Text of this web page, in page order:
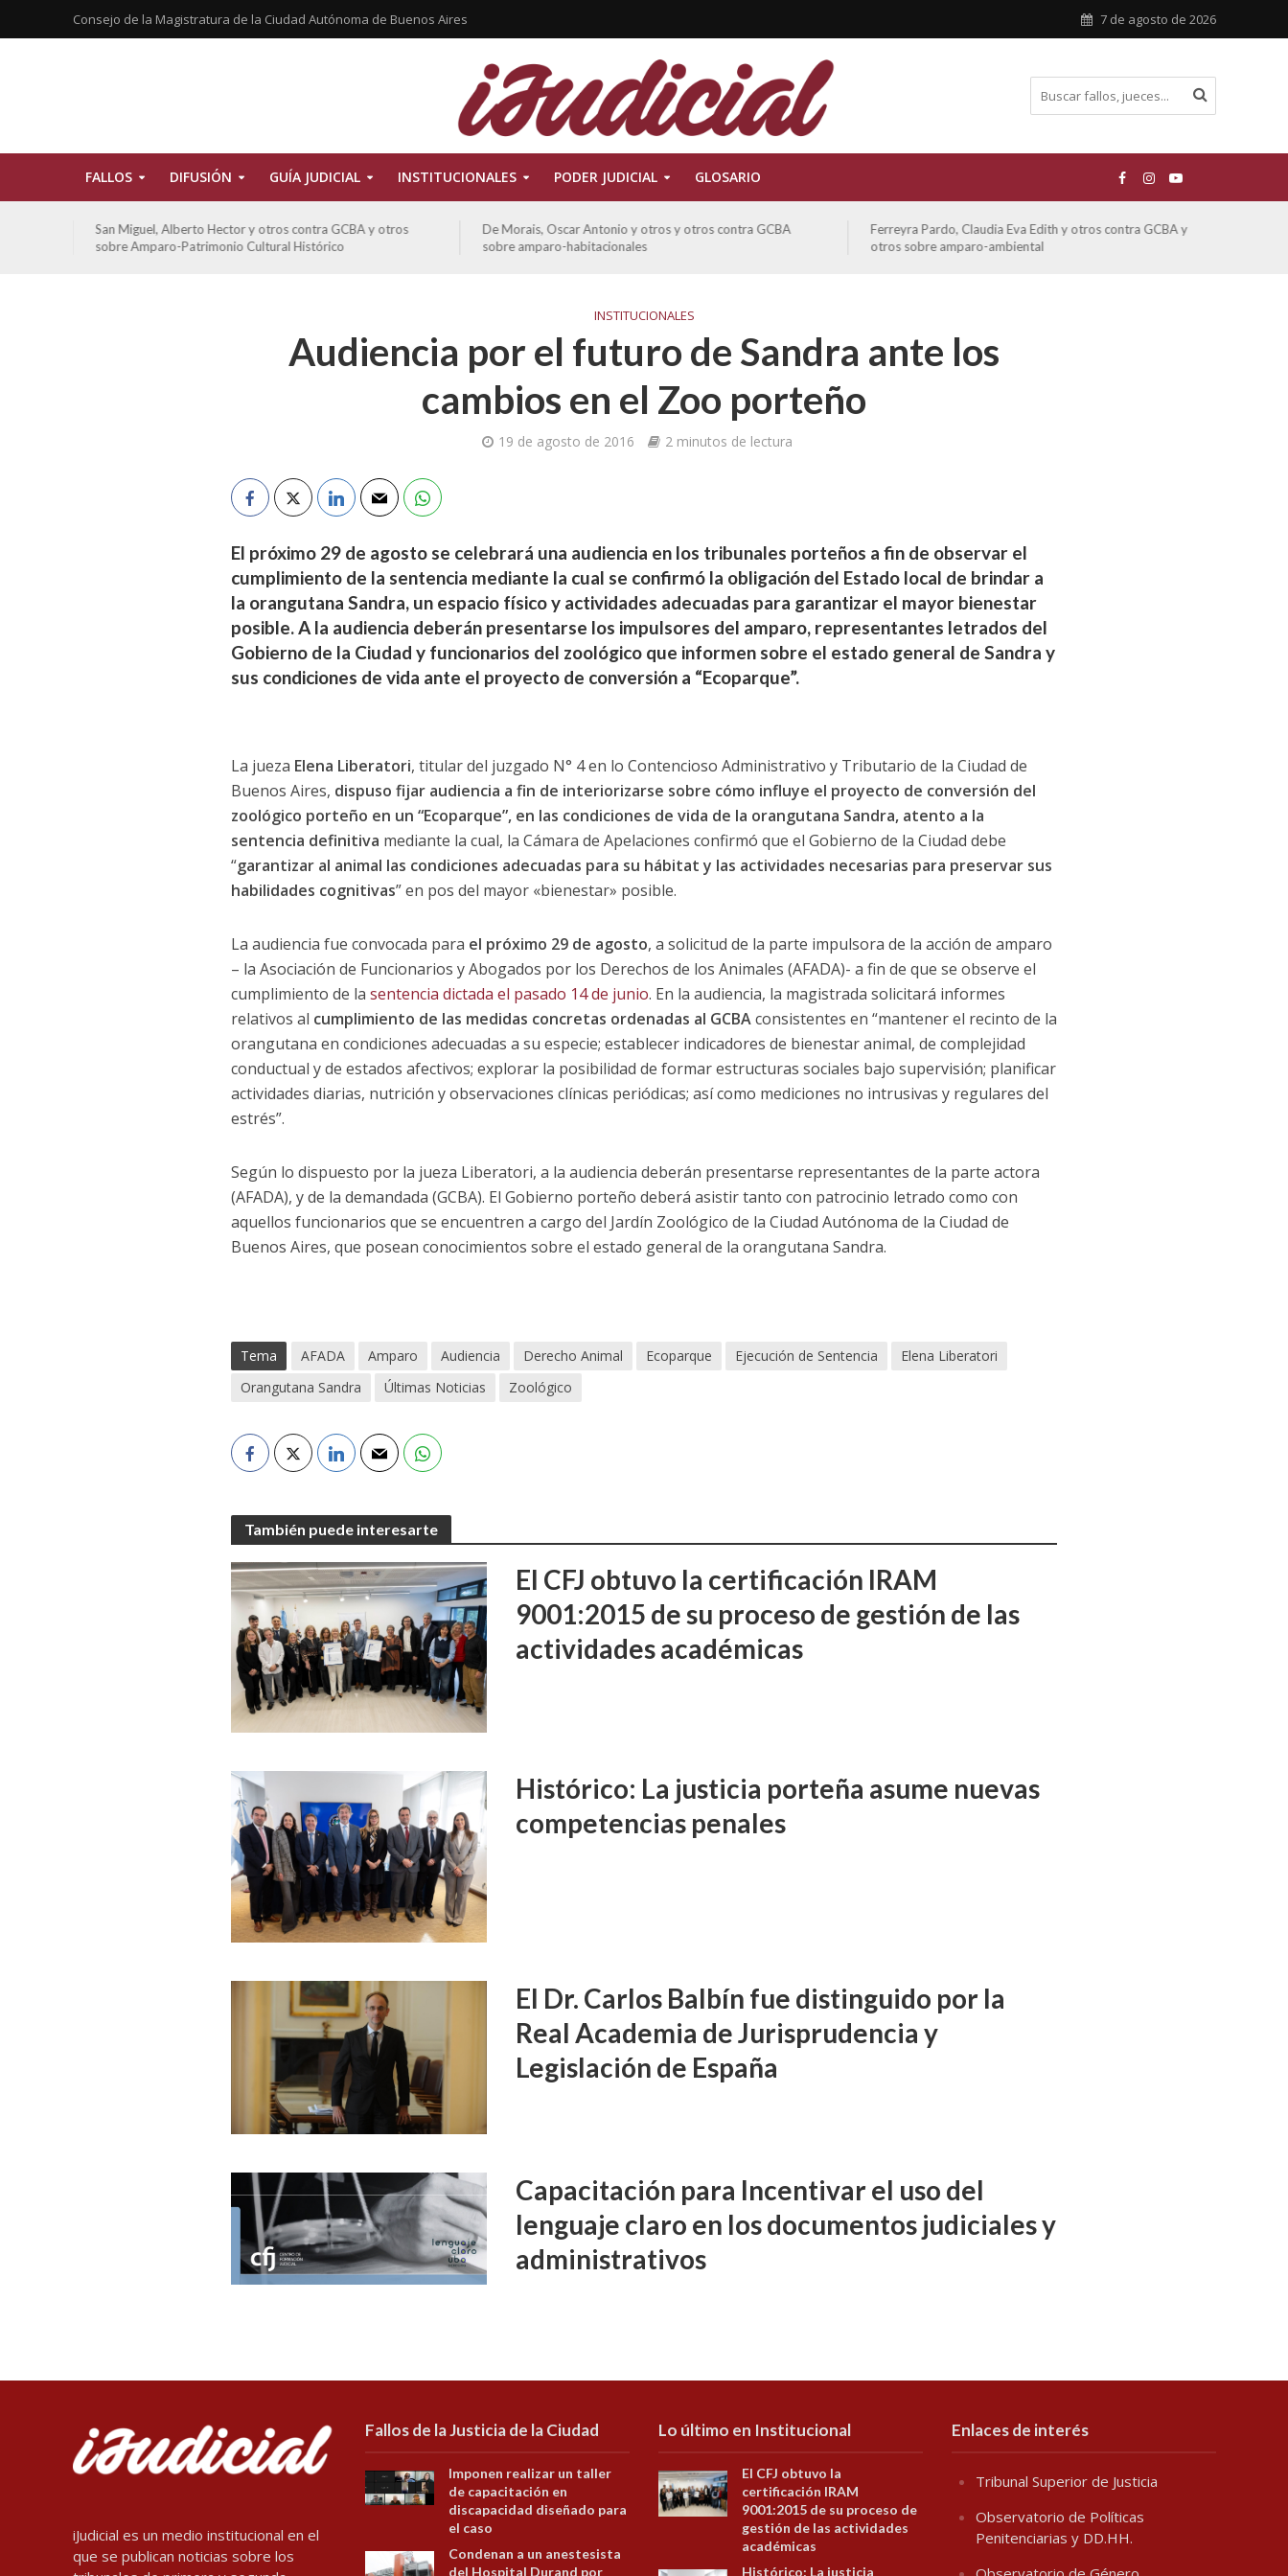
Consejo de la Magistratura de la Ciudad Autónoma de Buenos Aires 7 de agosto de 2026
FALLOS DIFUSIÓN GUÍA JUDICIAL INSTITUCIONALES PODER JUDICIAL GLOSARIO
San Miguel, Alberto Hector y otros contra GCBA y otros
sobre Amparo-Patrimonio Cultural Histórico
De Morais, Oscar Antonio y otros y otros contra GCBA
sobre amparo-habitacionales
Ferreyra Pardo, Claudia Eva Edith y otros contra GCBA y
otros sobre amparo-ambiental
INSTITUCIONALES
Audiencia por el futuro de Sandra ante los
cambios en el Zoo porteño
19 de agosto de 2016 2 minutos de lectura
El próximo 29 de agosto se celebrará una audiencia en los tribunales porteños a fin de observar el
cumplimiento de la sentencia mediante la cual se confirmó la obligación del Estado local de brindar a
la orangutana Sandra, un espacio físico y actividades adecuadas para garantizar el mayor bienestar
posible. A la audiencia deberán presentarse los impulsores del amparo, representantes letrados del
Gobierno de la Ciudad y funcionarios del zoológico que informen sobre el estado general de Sandra y
sus condiciones de vida ante el proyecto de conversión a “Ecoparque”.
La jueza Elena Liberatori, titular del juzgado N° 4 en lo Contencioso Administrativo y Tributario de la Ciudad de
Buenos Aires, dispuso fijar audiencia a fin de interiorizarse sobre cómo influye el proyecto de conversión del
zoológico porteño en un “Ecoparque”, en las condiciones de vida de la orangutana Sandra, atento a la
sentencia definitiva mediante la cual, la Cámara de Apelaciones confirmó que el Gobierno de la Ciudad debe
“garantizar al animal las condiciones adecuadas para su hábitat y las actividades necesarias para preservar sus
habilidades cognitivas” en pos del mayor «bienestar» posible.
La audiencia fue convocada para el próximo 29 de agosto, a solicitud de la parte impulsora de la acción de amparo
– la Asociación de Funcionarios y Abogados por los Derechos de los Animales (AFADA)- a fin de que se observe el
cumplimiento de la sentencia dictada el pasado 14 de junio. En la audiencia, la magistrada solicitará informes
relativos al cumplimiento de las medidas concretas ordenadas al GCBAconsistentes en “mantener el recinto de la
orangutana en condiciones adecuadas a su especie; establecer indicadores de bienestar animal, de complejidad
conductual y de estados afectivos; explorar la posibilidad de formar estructuras sociales bajo supervisión; planificar
actividades diarias, nutrición y observaciones clínicas periódicas; así como mediciones no intrusivas y regulares del
estrés”.
Según lo dispuesto por la jueza Liberatori, a la audiencia deberán presentarse representantes de la parte actora
(AFADA), y de la demandada (GCBA). El Gobierno porteño deberá asistir tanto con patrocinio letrado como con
aquellos funcionarios que se encuentren a cargo del Jardín Zoológico de la Ciudad Autónoma de la Ciudad de
Buenos Aires, que posean conocimientos sobre el estado general de la orangutana Sandra.
Tema AFADA Amparo Audiencia Derecho Animal Ecoparque Ejecución de Sentencia
Elena Liberatori
Orangutana Sandra
Últimas Noticias Zoológico
También puede interesarte
El CFJ obtuvo la certificación IRAM
9001:2015 de su proceso de gestión de las
actividades académicas
Histórico: La justicia porteña asume nuevas
competencias penales
El Dr. Carlos Balbín fue distinguido por la
Real Academia de Jurisprudencia y
Legislación de España
Capacitación para Incentivar el uso del
lenguaje claro en los documentos judiciales y
administrativos
iJudicial es un medio institucional en el
que se publican noticias sobre los
Fallos de la Justicia de la Ciudad
Imponen realizar un taller
de capacitación en
discapacidad diseñado para
el caso
Condenan a un anestesista
del Hospital Durand por
Lo último en Institucional
El CFJ obtuvo la
certificación IRAM
9001:2015 de su proceso de
gestión de las actividades
académicas
Histórico: La justicia
Enlaces de interés
Tribunal Superior de Justicia
Observatorio de Políticas
Penitenciarias y DD.HH.